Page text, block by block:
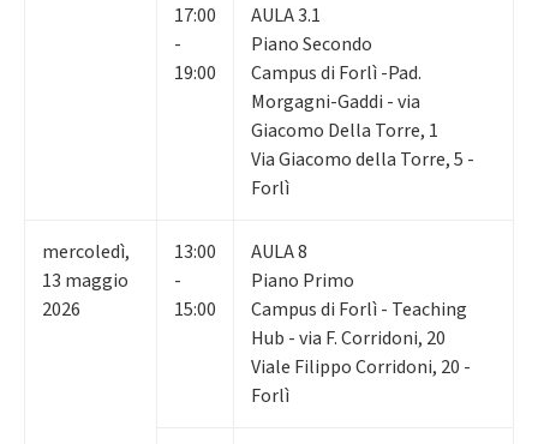
17:00
-
19:00
AULA 3.1
Piano Secondo
Campus di Forlì -Pad.
Morgagni-Gaddi - via
Giacomo Della Torre, 1
Via Giacomo della Torre, 5 -
Forlì
mercoledì,
13 maggio
2026
13:00
-
15:00
AULA 8
Piano Primo
Campus di Forlì - Teaching
Hub - via F. Corridoni, 20
Viale Filippo Corridoni, 20 -
Forlì